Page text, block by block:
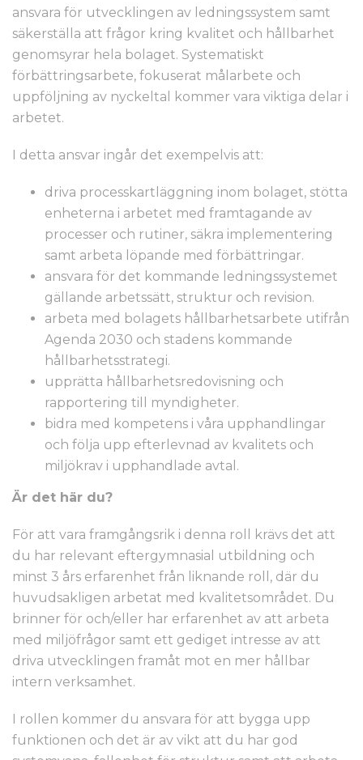
ansvara för utvecklingen av ledningssystem samt
säkerställa att frågor kring kvalitet och hållbarhet
genomsyrar hela bolaget. Systematiskt
förbättringsarbete, fokuserat målarbete och
uppföljning av nyckeltal kommer vara viktiga delar i
arbetet.
I detta ansvar ingår det exempelvis att:
driva processkartläggning inom bolaget, stötta
enheterna i arbetet med framtagande av
processer och rutiner, säkra implementering
samt arbeta löpande med förbättringar.
ansvara för det kommande ledningssystemet
gällande arbetssätt, struktur och revision.
arbeta med bolagets hållbarhetsarbete utifrån
Agenda 2030 och stadens kommande
hållbarhetsstrategi.
upprätta hållbarhetsredovisning och
rapportering till myndigheter.
bidra med kompetens i våra upphandlingar
och följa upp efterlevnad av kvalitets och
miljökrav i upphandlade avtal.
Är det här du?
För att vara framgångsrik i denna roll krävs det att
du har relevant eftergymnasial utbildning och
minst 3 års erfarenhet från liknande roll, där du
huvudsakligen arbetat med kvalitetsområdet. Du
brinner för och/eller har erfarenhet av att arbeta
med miljöfrågor samt ett gediget intresse av att
driva utvecklingen framåt mot en mer hållbar
intern verksamhet.
I rollen kommer du ansvara för att bygga upp
funktionen och det är av vikt att du har god